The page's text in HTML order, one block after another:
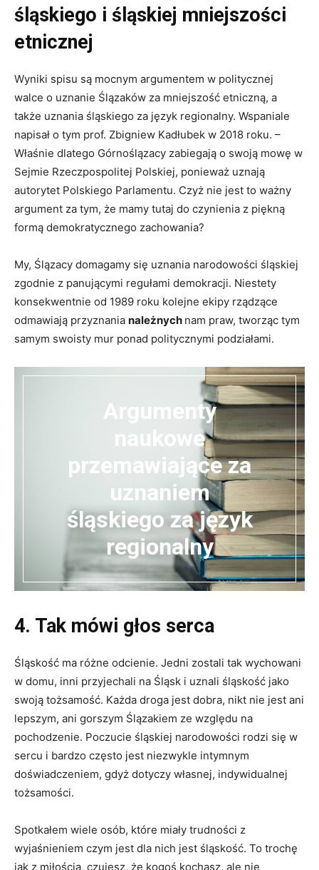
śląskiego i śląskiej mniejszości
etnicznej
Wyniki spisu są mocnym argumentem w politycznej
walce o uznanie Ślązaków za mniejszość etniczną, a
także uznania śląskiego za język regionalny. Wspaniale
napisał o tym prof. Zbigniew Kadłubek w 2018 roku. –
Właśnie dlatego Górnoślązacy zabiegają o swoją mowę w
Sejmie Rzeczpospolitej Polskiej, ponieważ uznają
autorytet Polskiego Parlamentu. Czyż nie jest to ważny
argument za tym, że mamy tutaj do czynienia z piękną
formą demokratycznego zachowania?
My, Ślązacy domagamy się uznania narodowości śląskiej
zgodnie z panującymi regułami demokracji. Niestety
konsekwentnie od 1989 roku kolejne ekipy rządzące
odmawiają przyznania należnych nam praw, tworząc tym
samym swoisty mur ponad politycznymi podziałami.
Argumenty
naukowe
przemawiające za
uznaniem
śląskiego za język
regionalny
4. Tak mówi głos serca
Śląskość ma różne odcienie. Jedni zostali tak wychowani
w domu, inni przyjechali na Śląsk i uznali śląskość jako
swoją tożsamość. Każda droga jest dobra, nikt nie jest ani
lepszym, ani gorszym Ślązakiem ze względu na
pochodzenie. Poczucie śląskiej narodowości rodzi się w
sercu i bardzo często jest niezwykle intymnym
doświadczeniem, gdyż dotyczy własnej, indywidualnej
tożsamości.
Spotkałem wiele osób, które miały trudności z
wyjaśnieniem czym jest dla nich jest śląskość. To trochę
jak z miłością, czujesz, że kogoś kochasz, ale nie